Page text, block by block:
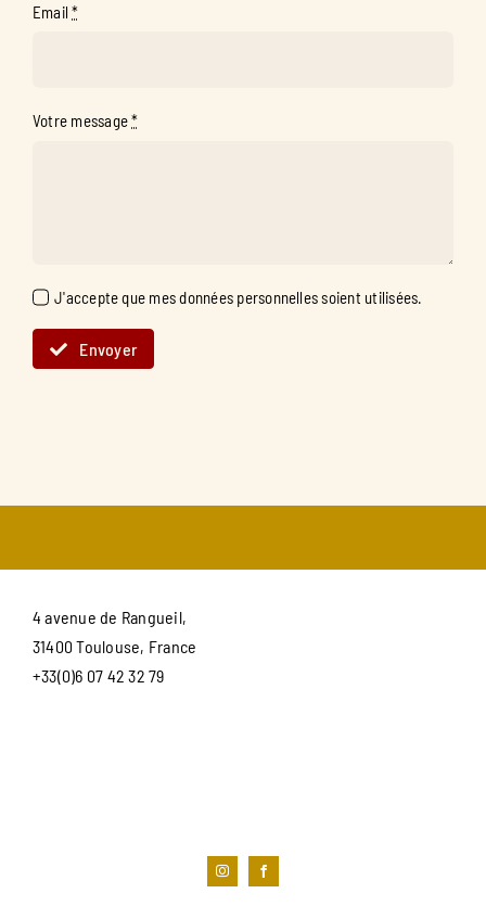
Email*
Votre message*
J'accepte que mes données personnelles soient utilisées.
Envoyer
4 avenue de Rangueil,
31400 Toulouse, France
+33(0)6 07 42 32 79